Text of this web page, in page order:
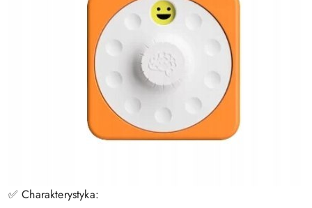
✅ Charakterystyka: